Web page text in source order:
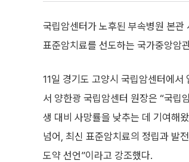
국립암센터가 노후된 부속병원 본관
표준암치료를 선도하는 국가중앙암
11일 경기도 고양시 국립암센터에서
서 양한광 국립암센터 원장은 “국립
생 대비 사망률을 낮추는 데 기여해
넘어, 최신 표준암치료의 정립과 발
도약 선언”이라고 강조했다.